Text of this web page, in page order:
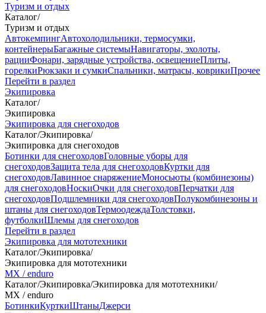
Туризм и отдых
Каталог/
Туризм и отдых
АвтокемпингАвтохолодильники, термосумки,
контейнерыБагажные системыНавигаторы, эхолоты,
рацииФонари, зарядные устройства, освещениеПлиты,
горелкиРюкзаки и сумкиСпальники, матрасы, коврикиПрочее
Перейти в раздел
Экипировка
Каталог/
Экипировка
Экипировка для снегоходов
Каталог/Экипировка/
Экипировка для снегоходов
Ботинки для снегоходовГоловные уборы для
снегоходовЗащита тела для снегоходовКуртки для
снегоходовЛавинное снаряжениеМоносьюты (комбинезоны)
для снегоходовНоскиОчки для снегоходовПерчатки для
снегоходовПодшлемники для снегоходовПолукомбинезоны и
штаны для снегоходовТермоодеждаТолстовки,
футболкиШлемы для снегоходов
Перейти в раздел
Экипировка для мототехники
Каталог/Экипировка/
Экипировка для мототехники
MX / enduro
Каталог/Экипировка/Экипировка для мототехники/
MX / enduro
БотинкиКурткиШтаныДжерси